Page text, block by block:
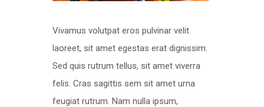
Vivamus volutpat eros pulvinar velit
laoreet, sit amet egestas erat dignissim.
Sed quis rutrum tellus, sit amet viverra
felis. Cras sagittis sem sit amet urna
feugiat rutrum. Nam nulla ipsum,